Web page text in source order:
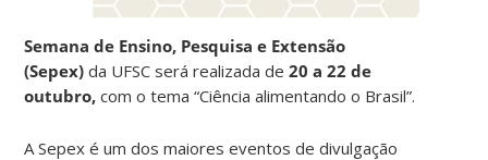
Semana de Ensino, Pesquisa e Extensão
(Sepex) da UFSC será realizada de20 a 22 de
outubro,com o tema “Ciência alimentando o Brasil”.
A Sepex é um dos maiores eventos de divulgação